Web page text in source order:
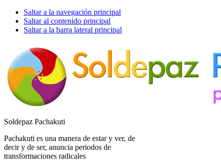
Saltar a la navegación principal
Saltar al contenido principal
Saltar a la barra lateral principal
Soldepaz Pachakuti
Pachakuti es una manera de estar y ver, de
decir y de ser, anuncia periodos de
transformaciones radicales